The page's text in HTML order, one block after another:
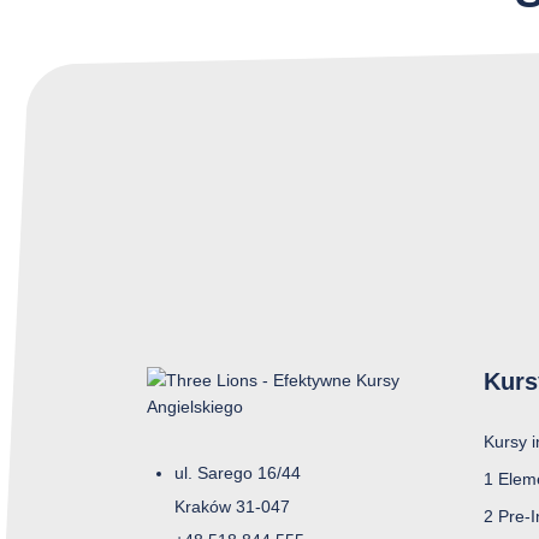
ul. Sarego 16/44
Kraków 31-047
Kursy
1
2 Pre-